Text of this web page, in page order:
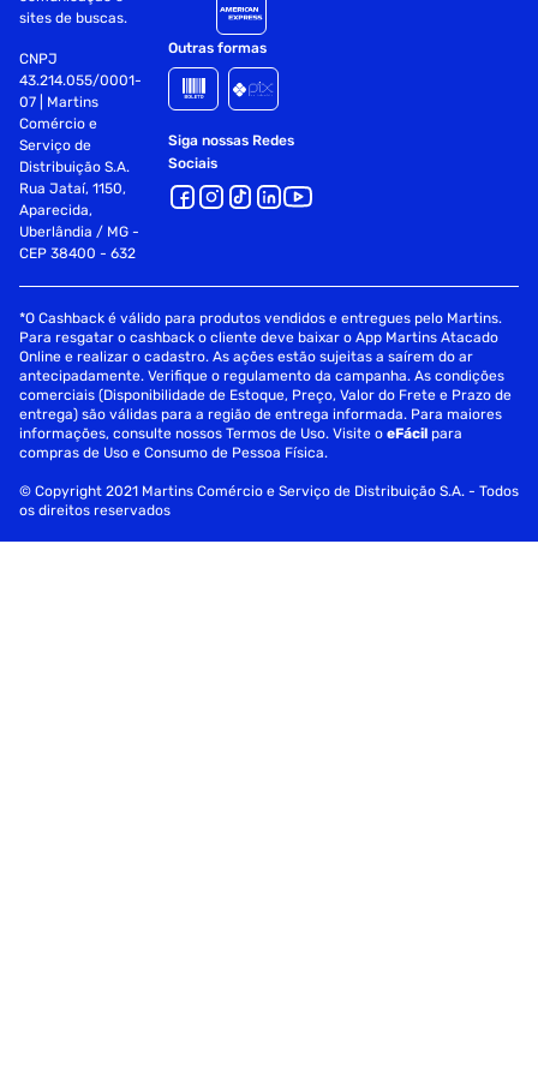
sites de buscas.
CNPJ
43.214.055/0001-
07 | Martins
Comércio e
Serviço de
Distribuição S.A.
Rua Jataí, 1150,
Aparecida,
Uberlândia / MG -
CEP 38400 - 632
Outras formas
Siga nossas Redes
Sociais
*O Cashback é válido para produtos vendidos e entregues pelo Martins.
Para resgatar o cashback o cliente deve baixar o App Martins Atacado
Online e realizar o cadastro. As ações estão sujeitas a saírem do ar
antecipadamente. Verifique o regulamento da campanha. As condições
comerciais (Disponibilidade de Estoque, Preço, Valor do Frete e Prazo de
entrega) são válidas para a região de entrega informada. Para maiores
informações, consulte nossos Termos de Uso. Visite oeFácil para
compras de Uso e Consumo de Pessoa Física.
© Copyright 2021 Martins Comércio e Serviço de Distribuição S.A. - Todos
os direitos reservados